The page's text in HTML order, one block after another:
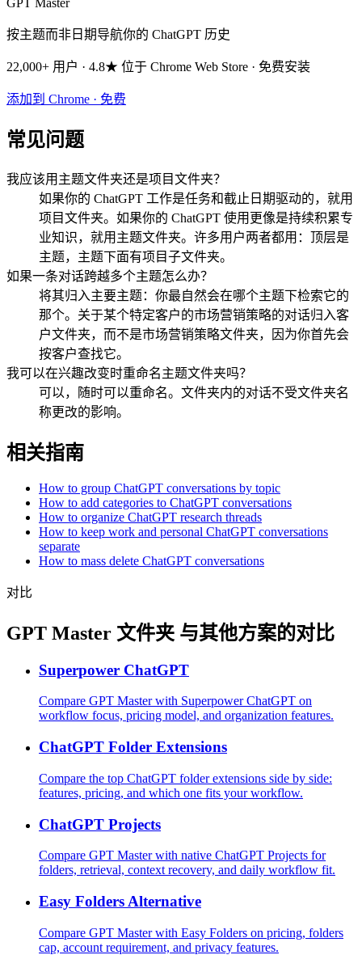
GPT Master
按主题而非日期导航你的 ChatGPT 历史
22,000+ 用户 · 4.8★ 位于 Chrome Web Store · 免费安装
添加到 Chrome · 免费
常见问题
我应该用主题文件夹还是项目文件夹？
如果你的 ChatGPT 工作是任务和截止日期驱动的，就用
项目文件夹。如果你的 ChatGPT 使用更像是持续积累专
业知识，就用主题文件夹。许多用户两者都用：顶层是
主题，主题下面有项目子文件夹。
如果一条对话跨越多个主题怎么办？
将其归入主要主题：你最自然会在哪个主题下检索它的
那个。关于某个特定客户的市场营销策略的对话归入客
户文件夹，而不是市场营销策略文件夹，因为你首先会
按客户查找它。
我可以在兴趣改变时重命名主题文件夹吗？
可以，随时可以重命名。文件夹内的对话不受文件夹名
称更改的影响。
相关指南
How to group ChatGPT conversations by topic
How to add categories to ChatGPT conversations
How to organize ChatGPT research threads
How to keep work and personal ChatGPT conversations
separate
How to mass delete ChatGPT conversations
对比
GPT Master 文件夹 与其他方案的对比
Superpower ChatGPT
Compare GPT Master with Superpower ChatGPT on
workflow focus, pricing model, and organization features.
ChatGPT Folder Extensions
Compare the top ChatGPT folder extensions side by side:
features, pricing, and which one fits your workflow.
ChatGPT Projects
Compare GPT Master with native ChatGPT Projects for
folders, retrieval, context recovery, and daily workflow fit.
Easy Folders Alternative
Compare GPT Master with Easy Folders on pricing, folders
cap, account requirement, and privacy features.